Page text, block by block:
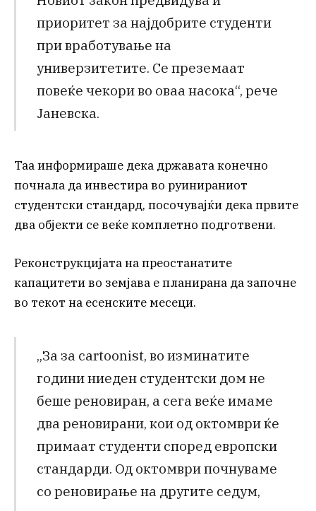
приоритет за најдобрите студенти
при вработување на
универзитетите. Се преземаат
повеќе чекори во оваа насока“, рече
Јаневска.
Таа информираше дека државата конечно
почнала да инвестира во руинираниот
студентски стандард, посочувајќи дека првите
два објекти се веќе комплетно подготвени.
Реконструкцијата на преостанатите
капацитети во земјава е планирана да започне
во текот на есенските месеци.
„За за cartoonist, во изминатите
години ниеден студентски дом не
беше реновиран, а сега веќе имаме
два реновирани, кои од октомври ќе
примаат студенти според европски
стандарди. Од октомври почнуваме
со реновирање на другите седум,